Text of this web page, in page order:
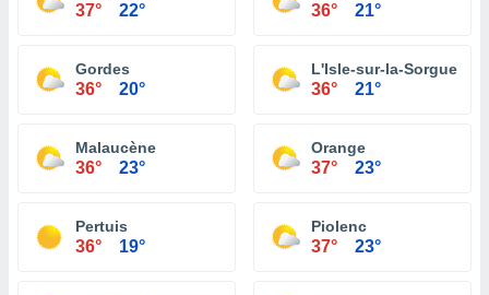
37° 22° 36° 21°
Gordes
36° 20°
L'Isle-sur-la-Sorgue
36° 21°
Malaucène
36° 23°
Orange
37° 23°
Pertuis
36° 19°
Piolenc
37° 23°